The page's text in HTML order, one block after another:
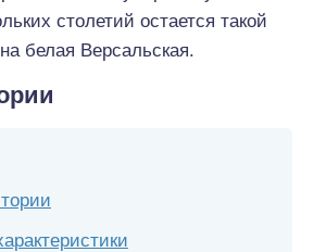
столетий остается такой
белая Версальская.